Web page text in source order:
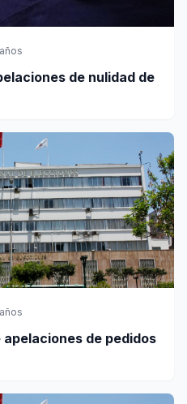
de nulidad de
de pedidos